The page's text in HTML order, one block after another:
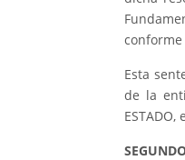
conforme
Esta
de la